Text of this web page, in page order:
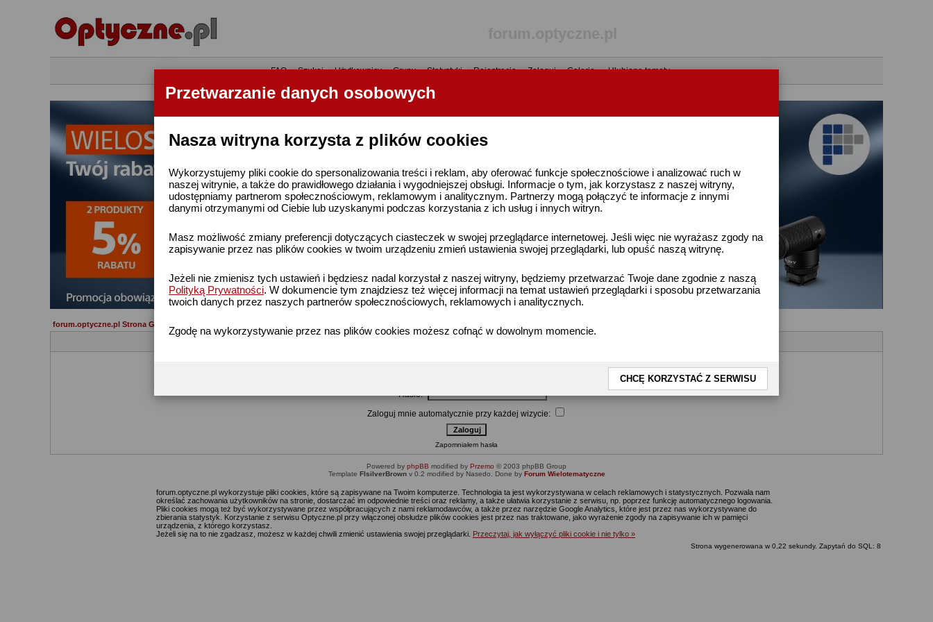
Przetwarzanie danych osobowych
Nasza witryna korzysta z plików cookies
Wykorzystujemy pliki cookie do spersonalizowania treści i reklam, aby oferować funkcje społecznościowe i analizować ruch w
naszej witrynie, a także do prawidłowego działania i wygodniejszej obsługi. Informacje o tym, jak korzystasz z naszej witryny,
udostępniamy partnerom społecznościowym, reklamowym i analitycznym. Partnerzy mogą połączyć te informacje z innymi
danymi otrzymanymi od Ciebie lub uzyskanymi podczas korzystania z ich usług i innych witryn.
Masz możliwość zmiany preferencji dotyczących ciasteczek w swojej przeglądarce internetowej. Jeśli więc nie wyrażasz zgody na
zapisywanie przez nas plików cookies w twoim urządzeniu zmień ustawienia swojej przeglądarki, lub opuść naszą witrynę.
Jeżeli nie zmienisz tych ustawień i będziesz nadal korzystał z naszej witryny, będziemy przetwarzać Twoje dane zgodnie z naszą
Polityką Prywatności. W dokumencie tym znajdziesz też więcej informacji na temat ustawień przeglądarki i sposobu przetwarzania
twoich danych przez naszych partnerów społecznościowych, reklamowych i analitycznych.
Zgodę na wykorzystywanie przez nas plików cookies możesz cofnąć w dowolnym momencie.
CHCĘ KORZYSTAĆ Z SERWISU
•FAQ•Szukaj•Użytkownicy•Grupy•Statystyki•Rejestracja•Zaloguj•Galerie• Ulubione tematy
forum.optyczne.pl Strona Główna
Hasło:
Zaloguj mnie automatycznie przy każdej wizycie:
Zapomniałem hasła
Powered by phpBB modified by Przemo © 2003 phpBB Group
Template FIsilverBrownv 0.2 modified by Nasedo. Done by Forum Wielotematyczne
forum.optyczne.pl wykorzystuje pliki cookies, które są zapisywane na Twoim komputerze. Technologia ta jest wykorzystywana w celach reklamowych i statystycznych. Pozwala nam
określać zachowania użytkowników na stronie, dostarczać im odpowiednie treści oraz reklamy, a także ułatwia korzystanie z serwisu, np. poprzez funkcję automatycznego logowania.
Pliki cookies mogą też być wykorzystywane przez współpracujących z nami reklamodawców, a także przez narzędzie Google Analytics, które jest przez nas wykorzystywane do
zbierania statystyk. Korzystanie z serwisu Optyczne.pl przy włączonej obsłudze plików cookies jest przez nas traktowane, jako wyrażenie zgody na zapisywanie ich w pamięci
urządzenia, z którego korzystasz.
Jeżeli się na to nie zgadzasz, możesz w każdej chwili zmienić ustawienia swojej przeglądarki. Przeczytaj, jak wyłączyć pliki cookie i nie tylko »
Strona wygenerowana w 0,22 sekundy. Zapytań do SQL: 8